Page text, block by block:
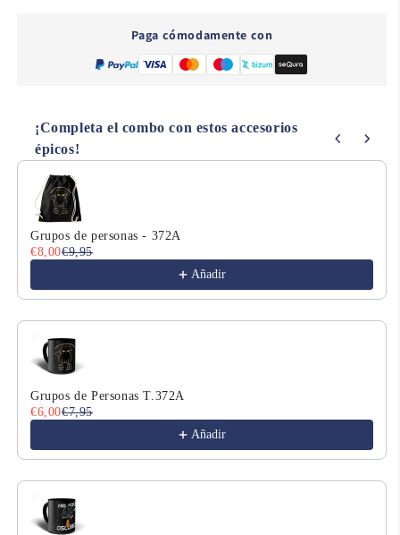
Paga cómodamente con
¡Completa el combo con estos accesorios
épicos!
Use the Previous and Next buttons to navigate through
Grupos de personas - 372A
€8,00€9,95
Añadir
Grupos de Personas T.372A
€6,00€7,95
Añadir